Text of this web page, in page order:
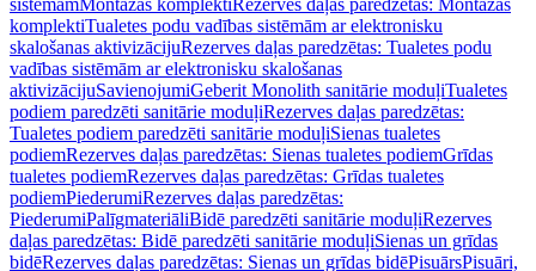
sistēmāmMontāžas komplektiRezerves daļas paredzētas: Montāžas
komplektiTualetes podu vadības sistēmām ar elektronisku
skalošanas aktivizācijuRezerves daļas paredzētas: Tualetes podu
vadības sistēmām ar elektronisku skalošanas
aktivizācijuSavienojumiGeberit Monolith sanitārie moduļiTualetes
podiem paredzēti sanitārie moduļiRezerves daļas paredzētas:
Tualetes podiem paredzēti sanitārie moduļiSienas tualetes
podiemRezerves daļas paredzētas: Sienas tualetes podiemGrīdas
tualetes podiemRezerves daļas paredzētas: Grīdas tualetes
podiemPiederumiRezerves daļas paredzētas:
PiederumiPalīgmateriāliBidē paredzēti sanitārie moduļiRezerves
daļas paredzētas: Bidē paredzēti sanitārie moduļiSienas un grīdas
bidēRezerves daļas paredzētas: Sienas un grīdas bidēPisuārsPisuāri,